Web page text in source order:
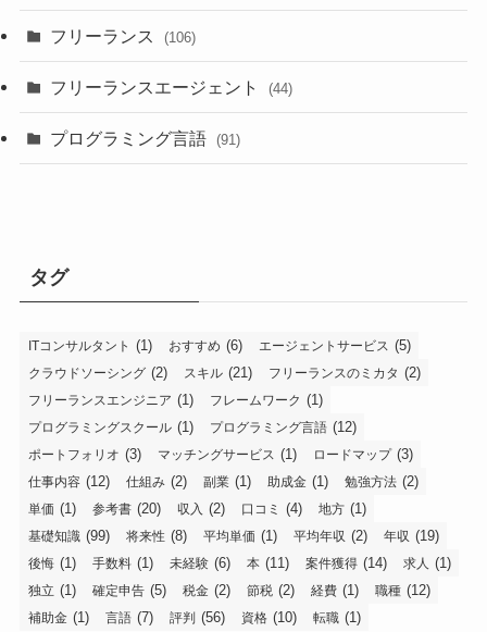
フリーランス (106)
フリーランスエージェント (44)
プログラミング言語 (91)
タグ
ITコンサルタント (1) おすすめ (6) エージェントサービス (5)
クラウドソーシング (2) スキル (21) フリーランスのミカタ (2)
フリーランスエンジニア (1) フレームワーク (1)
プログラミングスクール (1) プログラミング言語 (12)
ポートフォリオ (3) マッチングサービス (1) ロードマップ(3)
仕事内容 (12) 仕組み (2) 副業 (1) 助成金 (1) 勉強方法 (2)
単価 (1) 参考書 (20) 収入 (2) 口コミ (4) 地方 (1)
基礎知識 (99) 将来性 (8) 平均単価 (1) 平均年収 (2) 年収 (19)
後悔 (1) 手数料 (1) 未経験 (6) 本 (11) 案件獲得 (14) 求人 (1)
独立 (1) 確定申告 (5) 税金 (2) 節税 (2) 経費 (1) 職種 (12)
補助金 (1) 言語 (7) 評判 (56) 資格 (10) 転職 (1)